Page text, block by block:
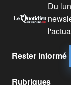
Du
Rester informé
Rubriques